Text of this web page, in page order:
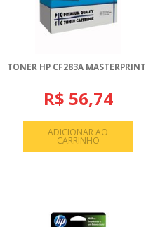
TONER HP CF283A MASTERPRINT
R$ 56,74
ADICIONAR AO
CARRINHO